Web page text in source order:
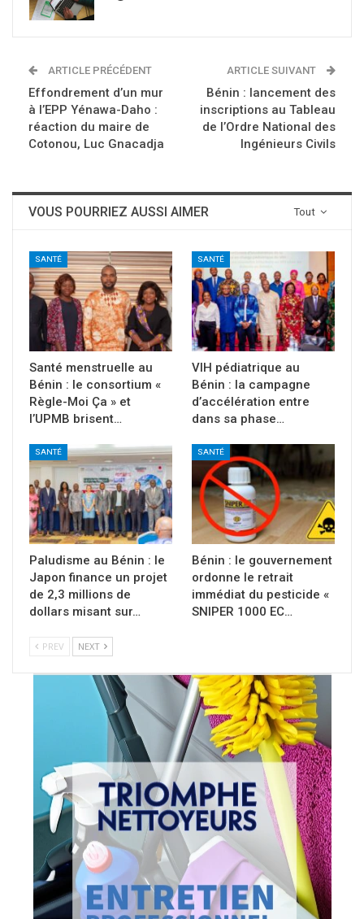
ARTICLE PRÉCÉDENT
Effondrement d’un mur
à l’EPP Yénawa-Daho :
réaction du maire de
Cotonou, Luc Gnacadja
ARTICLE SUIVANT
Bénin : lancement des
inscriptions au Tableau
de l’Ordre National des
Ingénieurs Civils
Tout
VOUS POURRIEZ AUSSI AIMER
SANTÉ
Santé menstruelle au
Bénin : le consortium «
Règle-Moi Ça » et
l’UPMB brisent…
SANTÉ
VIH pédiatrique au
Bénin : la campagne
d’accélération entre
dans sa phase…
SANTÉ
Paludisme au Bénin : le
Japon finance un projet
de 2,3 millions de
dollars misant sur…
SANTÉ
Bénin : le gouvernement
ordonne le retrait
immédiat du pesticide «
SNIPER 1000 EC…
PREV NEXT